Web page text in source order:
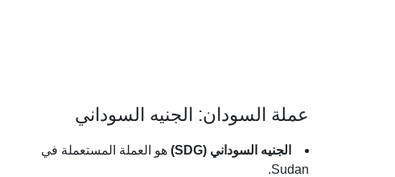
عملة السودان: الجنيه السوداني
الجنيه السوداني (SDG)
هو العملة المستعملة في
Sudan.